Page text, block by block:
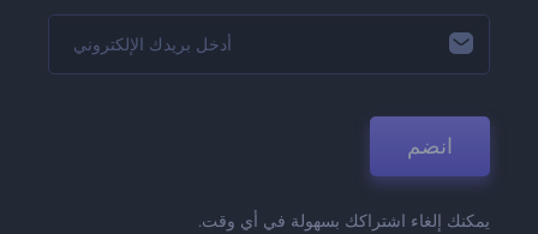
انضم
يمكنك إلغاء اشتراكك بسهولة في أي وقت.